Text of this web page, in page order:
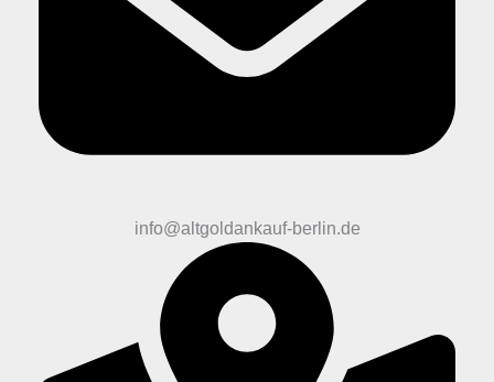
info@altgoldankauf-berlin.de